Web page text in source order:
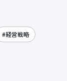
#経営戦略